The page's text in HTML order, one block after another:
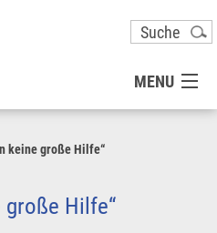
MENU
keine große Hilfe“
große Hilfe“